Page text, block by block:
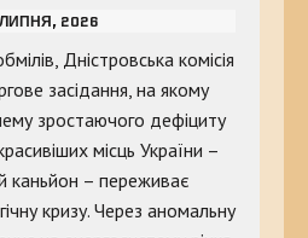
2026
Дністровська комісія
засідання, на якому
зростаючого дефіциту
місць України –
каньйон – переживає
кризу. Через аномальну